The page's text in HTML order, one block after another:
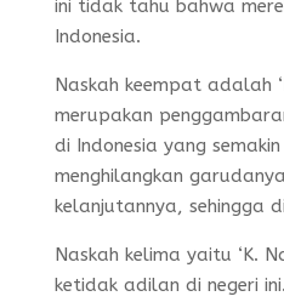
ini tidak tahu bahwa
Indonesia.
Naskah keempat adalah
merupakan
di Indonesia yang
menghilangkan
kelanjutannya, sehingga
Naskah kelima yaitu ‘K.
ketidak adilan di negeri